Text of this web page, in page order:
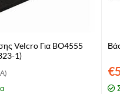
Velcro Για BO4555
1)
€